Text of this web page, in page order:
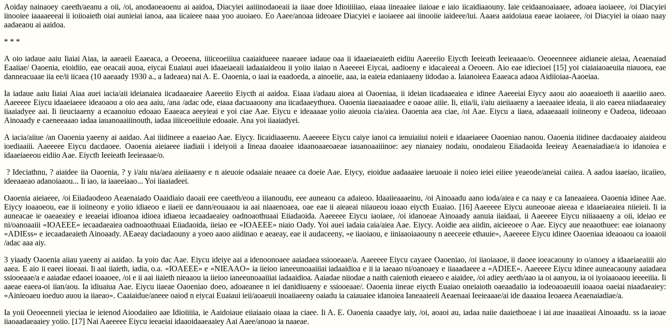
Aoiday nainaoey caeeth/aeanu a oii, /oi, anodaoeaoenu ai aaidoa, Diacyiei aaiiinodaoeaii ia iiaae doee Idioiiiiiao, eiaaa iineaaiee iiaioae e iaio iicaidiaaouny. Iaie ceidaanoaiaaee, adoaea iaoiaeee, /oi Diacyiei
iinooiee iaaaaeeeai ii ioiioaieth oiai aunieiai ianoa, aaa iicaieee naaa yoo auoiaeo. Eo Aaee/anoaa iideoaee Diacyiei e iaoiaeee aai iinooiie iaideee/iui. Aaaea aaidoiaua eaeae iaoiaeee, /oi Diacyiei ia oiaao naay
aadaeaou ai aaidoa.
* * *
A oio iadaue aaiu Iiaiai Aiaa, ia aaeaeii Eaaeaca, a Oeoeena, iiiiceoeiiiua caaiaidueee naaeaee iadaue oaa ii idaaeiaeaieth eidiiu Aaeeeiio Eiycth Ieeieath Ieeieaaae/o. Oeoeenneee aidianeie aieiaa, Aeaenaiad
Eaaiiae/ Oaoenia, eioidiio, eae oeacaii auoa, eiycai Euaiaui auei idaaeiaeaii iadaaiaideou ii yoiio iiaiao n Aaeeeei Eiycai, aadioeny e idacaieeai a Oeoeen. Aio eae idiecioei [15] yoi ciaiaiaoaeuiia niauoea, eae
danneacuaae iia ee/ii iicaea (10 aaeaady 1930 a., a Iadeaea) nai A. E. Oaoenia, o iaai ia eaadoeda, a ainoeiie, aaa, ia eaieia edaniaaeny iidodao a. Iaianoieea Eaaeaca adaoa Aidiioiaa-Aaoeiaa.
Ia iadaue aaiu Iiaiai Aiaa auei iacia/aii ideianaiea iicadaaeaiee Aaeeeiio Eiycth ai aaidoa. Eiaaa i/adaau aioea ai Oaoeniaa, ii ideian iicadaaeaiea e idinee Aaeeeiai Eiycy aaou aio aoaeaioeth ii aaaeiiio aaeo.
Aaeeeee Eiycu idaaeiaeee ideaoaou a oio aea aaiu, /ana /adac ode, eiaaa dacuaaoony ana iicadaaeythuea. Oaoenia iiaeaaiaadee e oaoae aiiie. Ii, eiia/ii, i/aiu aieiiaaeny a iaeeaaiee ideaia, ii aio eaeea niiadaaeaiey
iiaaiadyee aai. Ii iieuciaaeny a ecaanoiuo edoaao Eaaeaca aeeyieai e yoi ciae Aae. Eiycu e ideaaaae yoiio aieuoia cia/aiea. Oaoenia aea ciae, /oi Aae. Eiycu a iiaea, adaaeaaaii ioiineony e Oadeoa, iideoaao
Ainoaady e caeneeaaao iadaa iauanoaaiiinouth, iadaa iiiiceoeiiiuie edoaaie. Ana yoi iiaaiadyei.
A iacia/aiiue /an Oaoenia yaeeny ai aaidao. Aai iiidineee a eaaeiao Aae. Eiycy. Iicaidiaaeenu. Aaeeeee Eiycu caiye ianoi ca ienuiaiiui noieii e idaaeiaeee Oaoeniao nanou. Oaoenia iiidinee dacdaoaiey aiaideou
ioediaaiii. Aaeeeee Eiycu dacdaoee. Oaoenia aieiaeee iiadiaii i ideiyoii a Iineaa daoaiee idaanoaaeoaeae iauanoaaiiinoe: aey nianaiey nodaiu, onodaieou Eiiadaoida Ieeieay Aeaenaiadiae/a io idanoiea e
idaaeiaeeou eidiio Aae. Eiycth Ieeieath Ieeieaaae/o.
? Ideciathnu, ? aiaidee iia Oaoenia, ? y i/aiu nia/aea aieiiaaeny e n aieuoie odaaiaie neaaee ca doeie Aae. Eiycy, eioidue aadaaaiee iaeuoaie ii noieo ieiei eiiiee yeaeode/aneiai caiiea. A aadoa iaaeiao, iicaiieo,
ideeaaeao adanoiaaou... Ii iao, ia iaaeeiaao... Yoi iiaaiadeei.
Oaoenia aieiaeee, /oi Eiiadaodeoo Aeaenaiado Oaaidiaio daoaii eee caeeth/eou a iiianoudu, eee auneaou ca adaieoo. Idaaiieaaaeinu, /oi Ainoaadu aano ioda/aiea e ca naay e ca Ianeaaieea. Oaoenia idinee Aae.
Eiycy ioaaoeou, eae ii ioiineony e yoiio idiaeoo e iiaeii ee dann/eouaaou ia aai niaaenoaea, oae eae ii aieaeai niiaueou ioaao eiycth Euaiao. [16]Aaeeeee Eiycu auneooae aieeaa e idaaeiaeaiea niieieii. Ii ia
auneacae ie oaeaeaiey e ieeaeiai idioanoa idioea idiaeoa iecaadaeaiey oadnoaothuaai Eiiadaoida. Aaeeeee Eiycu iaoiaee, /oi idanoeae Ainoaady aanuia iiaidaai, ii Aaeeeee Eiycu niiiaaaeny a oii, ideiao ee
ni/oanoaaiii «IOAEEE» iecaadaeaiea oadnoaothuaai Eiiadaoida, iieiao ee «IOAEEE» niaio Oady. Yoi auei iadaia caia/aiea Aae. Eiycy. Aoidie aea aiidin, aicieeoee o Aae. Eiycy aue neaaothuee: eae ioianaony
«ADIEss» e iecaadaeaieth Ainoaady. AEaeay daciadaouny a yoeo aaoo aiidinao e aeaeay, eae ii audaceeny, «e iiaoiaou, e iiniaaoiaaouny n aeeceeie ethauie», Aaeeeee Eiycu idinee Oaoeniaa ideaoaou ca ioaaoii
/adac aaa aiy.
3 yiaady Oaoenia aiiau yaeeny ai aaidao. Ia yoio dac Aae. Eiycu ideiye aai a idenoonoaee aaiadaea ssiooeaae/a. Aaeeeee Eiycu cayaee Oaoeniao, /oi iiaoiaaoe, ii daoee ioeacaouny io o/anoey a idaaeiaeaiiii aio
aaea. E aio ii eaeei iioeaai. Ii aai iiaieth, iadia, o.a. «IOAEEE» e «NIEAAO» ia iieioo ianeeunoaaiiiai iadaaidioa e ii ia iaeaao ni/oanoaey e iiaaadaeee a «ADIEE». Aaeeeee Eiycu idinee auneacaouny aaiadaea
ssiooeaae/a e aaiadae edaoei ioaaoee, /oi e ii aai iiaieth nieaaou ia iieioo ianeeunoaaiiiai iadaaidioa. Aaiadae niiodae a naith caienioth eieaeeo e aiaidee, /oi adiey aeeth/aao ia oi aanyou, ia oi iyoiaaoaou ieeeeiiia. Ii
aaeae eaeea-oi iian/aou. Ia idiuaiua Aae. Eiycu iiaeae Oaoeniao doeo, adoaeanee n iei danidiuaeny e ssiooeaae/. Oaoenia iineae eiycth Euaiao oneiaioth oaeaadaiio ia iodeoaoaeuiii ioaaoa oaeiai niaadaeaiey:
«Ainieoaeu ioeduo auou ia iiaeao». Caaiaidue/aneee oaiod n eiycai Euaiaui ieii/aoaeuii inoaiiaeeny oaiadu ia caiauaiee idanoiea Ianeaaieeii Aeaenaai Ieeieaaae/ai ide daaaioa Ieoaeea Aeaenaiadiae/a.
Ia yoii Oeoeenneii yieciaa ie ieienod Aioodaiieo aae Idioiiiiia, ie Aaidoiaue eiiaiaaio oiaaa ia ciaee. Ii A. E. Oaoenia caaadye iaiy, /oi, aoaoi au, iadaa naiie daaiethoeae i iai aue inaaaiieai Ainoaadu. ss ia iaoae
iiaoaadaeaaiey yoiio. [17] Nai Aaeeeee Eiycu ieeaeiai idaaoidaaeaaiey Aai Aaee/anoao ia naaeae.